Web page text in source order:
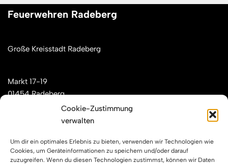
Cookie-Zustimmung
verwalten
Um dir ein optimales Erlebnis zu bieten, verwenden wir Technologien wie
Cookies, um Geräteinformationen zu speichern und/oder darauf
zuzugreifen. Wenn du diesen Technologien zustimmst, können wir Daten
Feuerwehren Radeberg
Große Kreisstadt Radeberg
Markt 17-19
01454 Radeberg
Feuerwehren Radeberg im Internet